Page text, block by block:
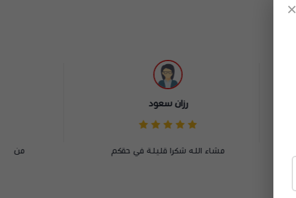
سلمان المالكي
من أفضل متاجر البيع اون لاين
×